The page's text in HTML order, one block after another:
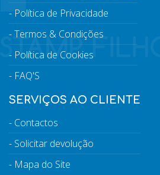
Política de Privacidade
Termos & Condições
Política de Cookies
FAQ'S
SERVIÇOS AO CLIENTE
Contactos
Solicitar devolução
Mapa do Site